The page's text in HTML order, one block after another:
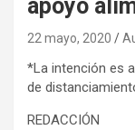
apoyo
22 mayo, 2020
*La intención es
de
REDACCIÓN